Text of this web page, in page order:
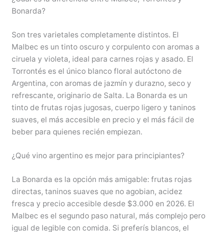
Bonarda?
Son tres varietales completamente distintos. El
Malbec es un tinto oscuro y corpulento con aromas a
ciruela y violeta, ideal para carnes rojas y asado. El
Torrontés es el único blanco floral autóctono de
Argentina, con aromas de jazmín y durazno, seco y
refrescante, originario de Salta. La Bonarda es un
tinto de frutas rojas jugosas, cuerpo ligero y taninos
suaves, el más accesible en precio y el más fácil de
beber para quienes recién empiezan.
¿Qué vino argentino es mejor para principiantes?
La Bonarda es la opción más amigable: frutas rojas
directas, taninos suaves que no agobian, acidez
fresca y precio accesible desde $3.000 en 2026. El
Malbec es el segundo paso natural, más complejo pero
igual de legible con comida. Si preferís blancos, el